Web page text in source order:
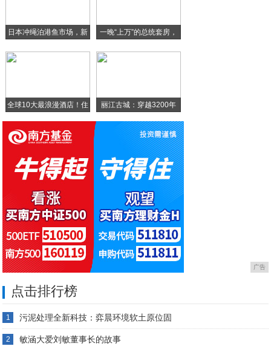
日本冲绳泊港鱼市场，新
一晚“上万”的总统套房，
全球10大最浪漫酒店！住 丽江古城：穿越3200年
广告
点击排行榜
1 污泥处理全新科技：弈晨环境软土原位固
2 敏涵大爱刘敏董事长的故事